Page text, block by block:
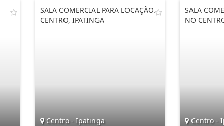
SALA COMERCIAL PARA LOCAÇÃO.
CENTRO, IPATINGA
Centro - Ipatinga
SALA
NO
Centro -